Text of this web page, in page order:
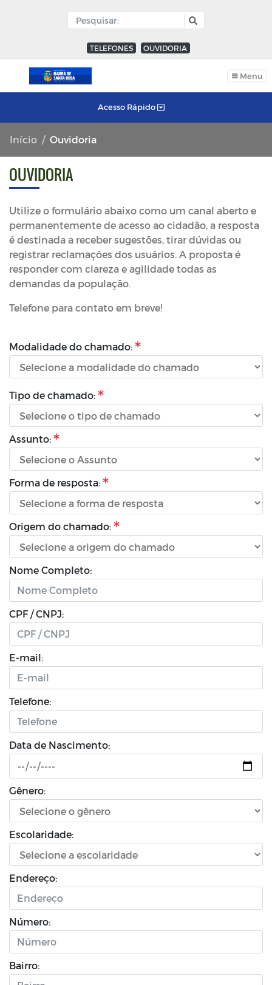
TELEFONES OUVIDORIA
Menu
Acesso Rápido
Início Ouvidoria
OUVIDORIA
Utilize o formulário abaixo como um canal aberto e
permanentemente de acesso ao cidadão, a resposta
é destinada a receber sugestões, tirar dúvidas ou
registrar reclamações dos usuários. A proposta é
responder com clareza e agilidade todas as
demandas da população.
Telefone para contato em breve!
Modalidade do chamado:
Tipo de chamado:
Assunto:
Forma de resposta:
Origem do chamado:
Nome Completo:
CPF / CNPJ:
E-mail:
Telefone:
Data de Nascimento:
Gênero:
Escolaridade:
Endereço:
Número:
Bairro: